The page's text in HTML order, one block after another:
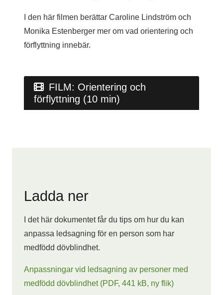
I den här filmen berättar Caroline Lindström och
Monika Estenberger mer om vad orientering och
förflyttning innebär.
FILM: Orientering och
förflyttning (10 min)
Ladda ner
I det här dokumentet får du tips om hur du kan
anpassa ledsagning för en person som har
medfödd dövblindhet.
Anpassningar vid ledsagning av personer med
medfödd dövblindhet (PDF, 441 kB, ny flik)